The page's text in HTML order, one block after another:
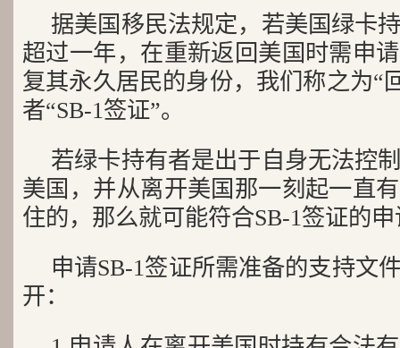
据美国移民法规定，若美国绿卡
超过一年，在重新返回美国时需申
复其永久居民的身份，我们称之为“
者“SB-1签证”。
若绿卡持有者是出于自身无法控
美国，并从离开美国那一刻起一直
住的，那么就可能符合SB-1签证的
申请SB-1签证所需准备的支持文
开：